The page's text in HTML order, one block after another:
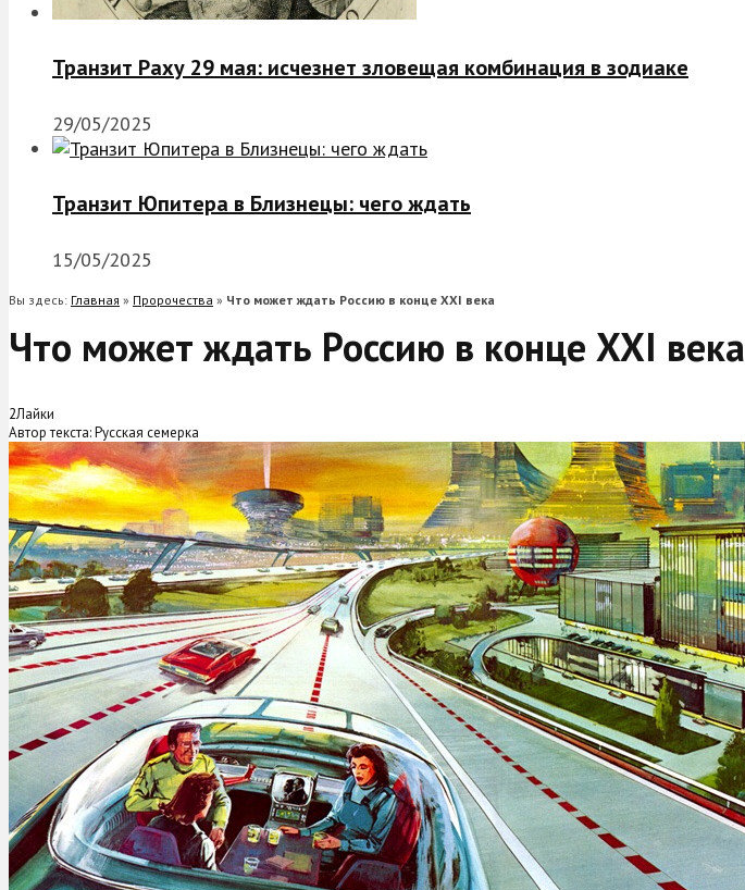
Транзит Раху 29 мая: исчезнет зловещая комбинация в зодиаке
29/05/2025
Транзит Юпитера в Близнецы: чего ждать
15/05/2025
Вы здесь: Главная » Пророчества » Что может ждать Россию в конце XXI века
Что может ждать Россию в конце XXI века
2Лайки
Автор текста: Русская семерка